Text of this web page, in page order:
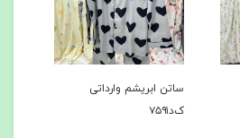
ساتن ابریشم وارداتی